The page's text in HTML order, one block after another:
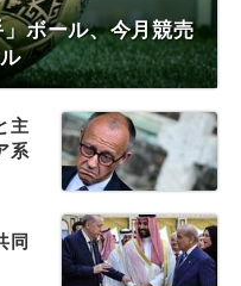
ボール、今月競売
主
系
同